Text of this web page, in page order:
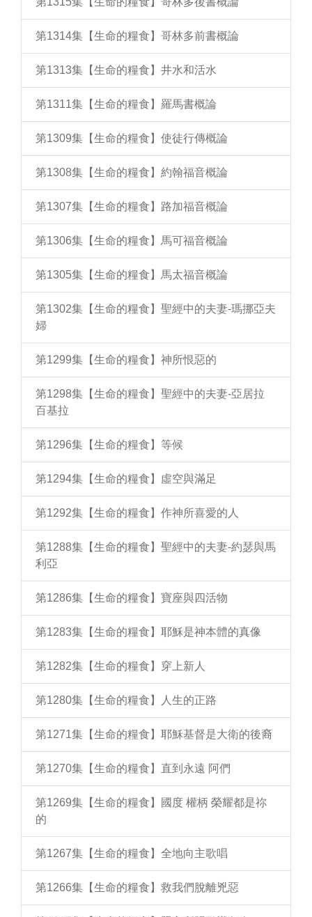
第1314集【生命的糧食】哥林多前書概論
第1313集【生命的糧食】井水和活水
第1311集【生命的糧食】羅馬書概論
第1309集【生命的糧食】使徒行傳概論
第1308集【生命的糧食】約翰福音概論
第1307集【生命的糧食】路加福音概論
第1306集【生命的糧食】馬可福音概論
第1305集【生命的糧食】馬太福音概論
第1302集【生命的糧食】聖經中的夫妻-瑪挪亞夫
婦
第1299集【生命的糧食】神所恨惡的
第1298集【生命的糧食】聖經中的夫妻-亞居拉
百基拉
第1296集【生命的糧食】等候
第1294集【生命的糧食】虛空與滿足
第1292集【生命的糧食】作神所喜愛的人
第1288集【生命的糧食】聖經中的夫妻-約瑟與馬
利亞
第1286集【生命的糧食】寶座與四活物
第1283集【生命的糧食】耶穌是神本體的真像
第1282集【生命的糧食】穿上新人
第1280集【生命的糧食】人生的正路
第1271集【生命的糧食】耶穌基督是大衛的後裔
第1270集【生命的糧食】直到永遠 阿們
第1269集【生命的糧食】國度 權柄 榮耀都是祢
的
第1267集【生命的糧食】全地向主歌唱
第1266集【生命的糧食】救我們脫離兇惡